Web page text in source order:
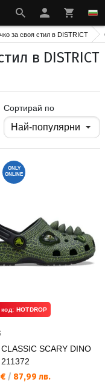
за своя стил в DISTRICT
в DISTRICT
Сортирай по
ONLY
ONLINE
HOTDROP
SCARY DINO
цена:
/ 87,99 лв.